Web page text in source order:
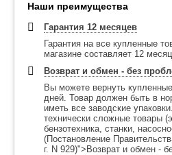
Наши преимущества
Гарантия 12 месяцев
Гарантия на все купленные
магазине составляет 12
Возврат и обмен - без
Вы можете вернуть
дней. Товар должен быть в
иметь все заводские
технически сложные товары
бензотехника, станки,
(Постановление
г. N 929)">Возврат и обмен -